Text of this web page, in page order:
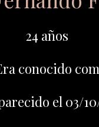
24 años
conocido
el 03/